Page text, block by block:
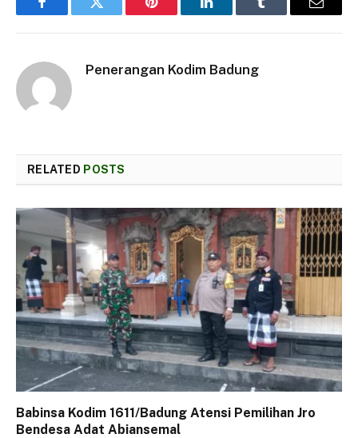
FacebookTwitter Pinterest LinkedInTumblr Email
Penerangan Kodim Badung
RELATED POSTS
Babinsa Kodim 1611/Badung Atensi Pemilihan Jro
Bendesa Adat Abiansemal